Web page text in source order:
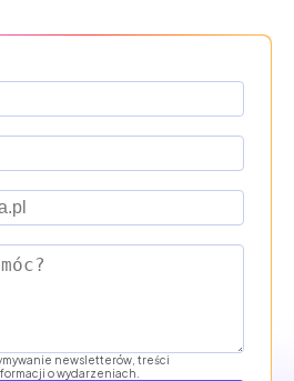
newsletterów, treści
o wydarzeniach.